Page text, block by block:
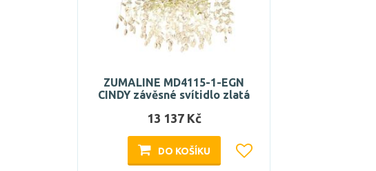
ZUMALINE MD4115-1-EGN
CINDY závěsné svítidlo zlatá
13 137 Kč
DO KOŠÍKU